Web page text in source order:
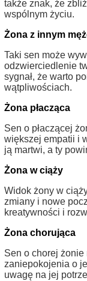
także znak, że
wspólnym życiu.
Żona z innym
Taki sen może
odzwierciedlenie
sygnał, że warto
wątpliwościach.
Żona płacząca
Sen o płaczącej
większej empatii i
ją martwi, a ty
Żona w ciąży
Widok żony w
zmiany i nowe
kreatywności i
Żona chorująca
Sen o chorej
zaniepokojenia o
uwagę na jej